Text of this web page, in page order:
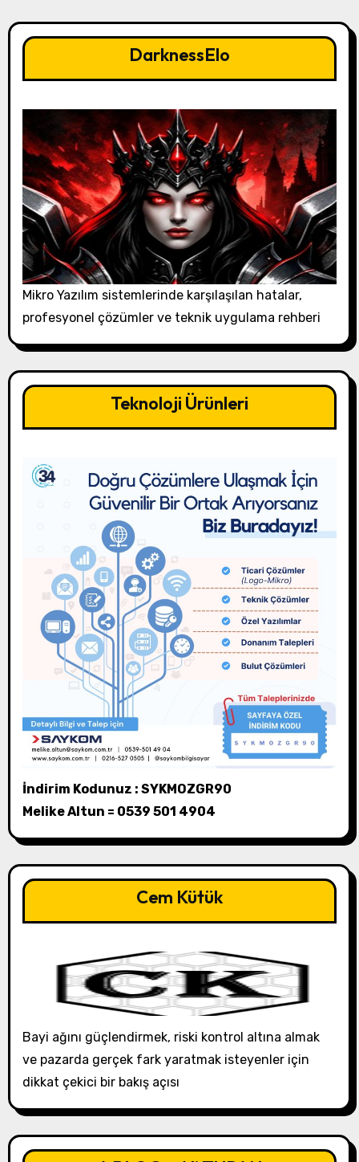
DarknessElo
Mikro Yazılım sistemlerinde karşılaşılan hatalar,
profesyonel çözümler ve teknik uygulama rehberi
Teknoloji Ürünleri
İndirim Kodunuz : SYKMOZGR90
Melike Altun = 0539 501 4904
Cem Kütük
Bayi ağını güçlendirmek, riski kontrol altına almak
ve pazarda gerçek fark yaratmak isteyenler için
dikkat çekici bir bakış açısı